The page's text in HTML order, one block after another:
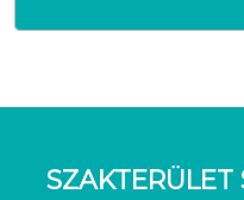
SZAKTERÜLET